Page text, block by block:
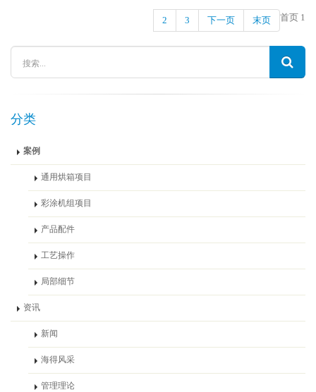
首页 1
2 3 下一页 末页
分类
案例
通用烘箱项目
彩涂机组项目
产品配件
工艺操作
局部细节
资讯
新闻
海得风采
管理理论